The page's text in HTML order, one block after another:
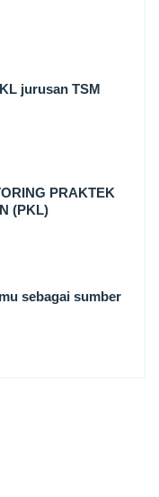
jurusan TSM
PRAKTEK
(PKL)
sebagai sumber